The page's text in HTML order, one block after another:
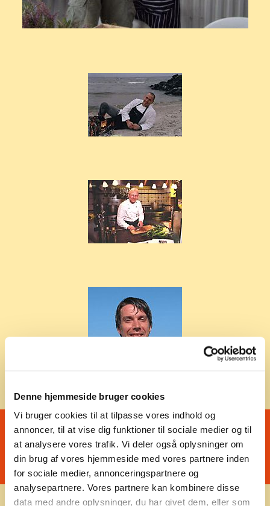
Denne hjemmeside bruger cookies
Vi bruger cookies til at tilpasse vores indhold og
annoncer, til at vise dig funktioner til sociale medier og til
at analysere vores trafik. Vi deler også oplysninger om
din brug af vores hjemmeside med vores partnere inden
for sociale medier, annonceringspartnere og
analysepartnere. Vores partnere kan kombinere disse
data med andre oplysninger, du har givet dem, eller som
Dommerne 2004